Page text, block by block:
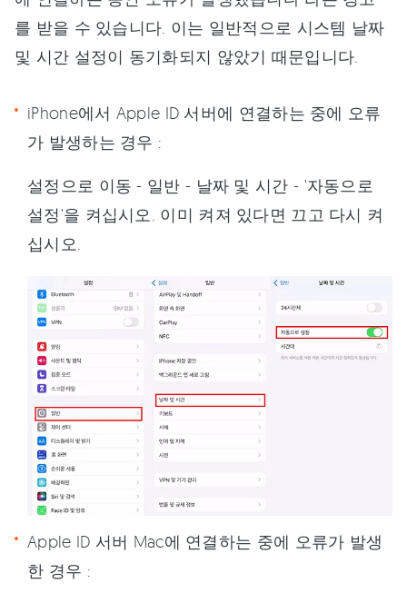
를 받을 수 있습니다. 이는 일반적으로 시스템 날짜
및 시간 설정이 동기화되지 않았기 때문입니다.
iPhone에서 Apple ID 서버에 연결하는 중에 오류
가 발생하는 경우 :
설정으로 이동 - 일반 - 날짜 및 시간 - '자동으로
설정'을 켜십시오. 이미 켜져 있다면 끄고 다시 켜
십시오.
Apple ID 서버 Mac에 연결하는 중에 오류가 발생
한 경우 :